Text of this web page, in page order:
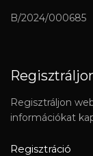
B/2024/000685
Regisztráljon
információkat
Regisztráció